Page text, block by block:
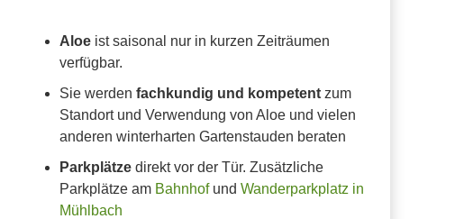
Aloe ist saisonal nur in kurzen Zeiträumen
verfügbar.
Sie werdenfachkundig und kompetent zum
Standort und Verwendung von Aloe und vielen
anderen winterharten Gartenstauden beraten
Parkplätze direkt vor der Tür. Zusätzliche
Parkplätze am BahnhofundWanderparkplatz in
Mühlbach